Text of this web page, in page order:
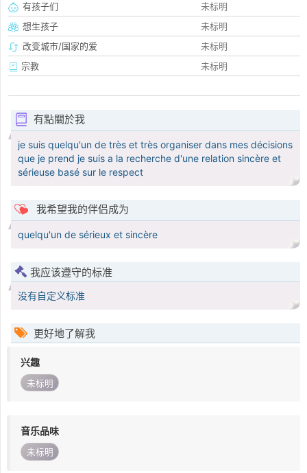
有孩子们
未标明
想生孩子
未标明
改变城市/国家的爱
未标明
宗教
未标明
有點關於我
je suis quelqu'un de très et très organiser dans mes décisions
que je prend je suis a la recherche d'une relation sincère et
sérieuse basé sur le respect
我希望我的伴侣成为
quelqu'un de sérieux et sincère
我应该遵守的标准
没有自定义标准
更好地了解我
兴趣
未标明
音乐品味
未标明